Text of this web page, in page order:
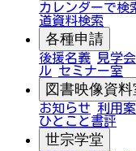
カレンダーで検
道資料検索
各種申請
後援名義 見学会
ル セミナー室
図書映像資料
お知らせ 利用
ひとこと書評
世宗学堂